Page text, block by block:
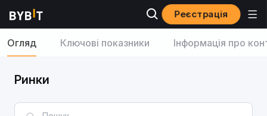
Реєстрація
Огляд Ключові показники Інформація про
Ринки